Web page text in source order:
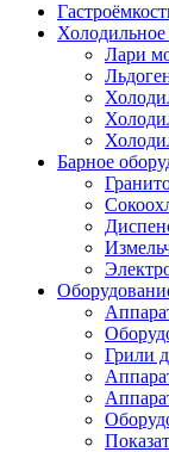
Лари
Барное
Грили